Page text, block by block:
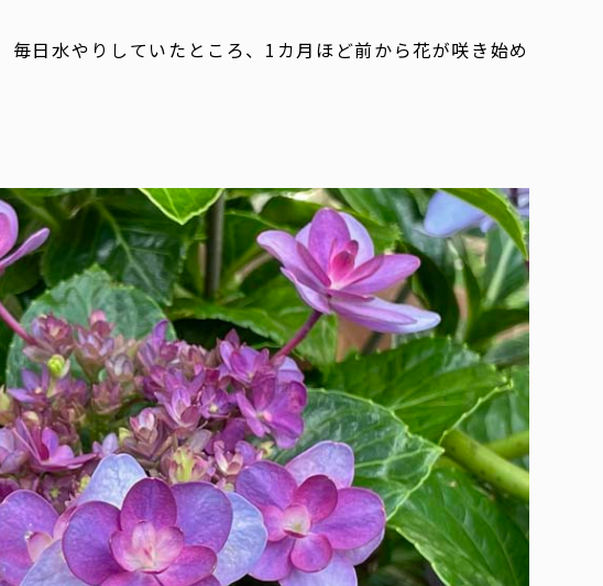
日水やりしていたところ、1カ月ほど前から花が咲き始め